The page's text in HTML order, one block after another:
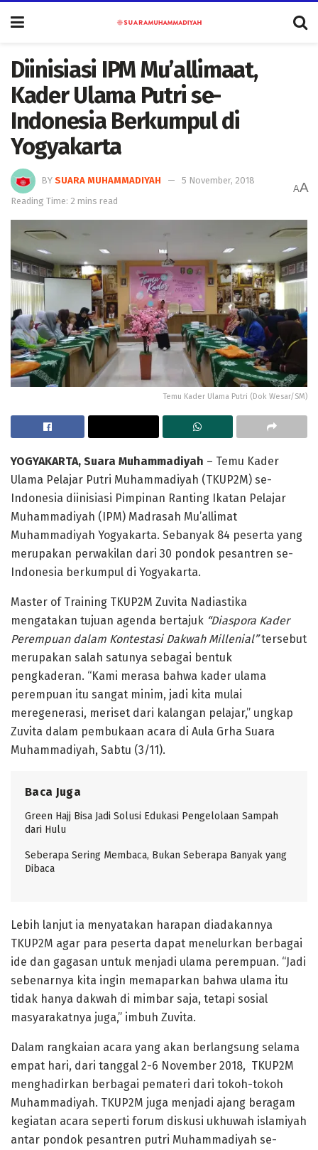
Diinisiasi IPM Mu’allimaat,
Kader Ulama Putri se-
Indonesia Berkumpul di
Yogyakarta
BY SUARA MUHAMMADIYAH
5 November, 2018
Reading Time: 2 mins read
AA
Temu Kader Ulama Putri (Dok Wesar/SM)
YOGYAKARTA, Suara Muhammadiyah – Temu Kader
Ulama Pelajar Putri Muhammadiyah (TKUP2M) se-
Indonesia diinisiasi Pimpinan Ranting Ikatan Pelajar
Muhammadiyah (IPM) Madrasah Mu’allimat
Muhammadiyah Yogyakarta. Sebanyak 84 peserta yang
merupakan perwakilan dari 30 pondok pesantren se-
Indonesia berkumpul di Yogyakarta.
Master of Training TKUP2M Zuvita Nadiastika
mengatakan tujuan agenda bertajuk “Diaspora Kader
Perempuan dalam Kontestasi Dakwah Millenial”tersebut
merupakan salah satunya sebagai bentuk
pengkaderan. “Kami merasa bahwa kader ulama
perempuan itu sangat minim, jadi kita mulai
meregenerasi, meriset dari kalangan pelajar,” ungkap
Zuvita dalam pembukaan acara di Aula Grha Suara
Muhammadiyah, Sabtu (3/11).
Baca Juga
Green Hajj Bisa Jadi Solusi Edukasi Pengelolaan Sampah
dari Hulu
Seberapa Sering Membaca, Bukan Seberapa Banyak yang
Dibaca
Lebih lanjut ia menyatakan harapan diadakannya
TKUP2M agar para peserta dapat menelurkan berbagai
ide dan gagasan untuk menjadi ulama perempuan. “Jadi
sebenarnya kita ingin memaparkan bahwa ulama itu
tidak hanya dakwah di mimbar saja, tetapi sosial
masyarakatnya juga,” imbuh Zuvita.
Dalam rangkaian acara yang akan berlangsung selama
empat hari, dari tanggal 2-6 November 2018, TKUP2M
menghadirkan berbagai pemateri dari tokoh-tokoh
Muhammadiyah. TKUP2M juga menjadi ajang beragam
kegiatan acara seperti forum diskusi ukhuwah islamiyah
antar pondok pesantren putri Muhammadiyah se-